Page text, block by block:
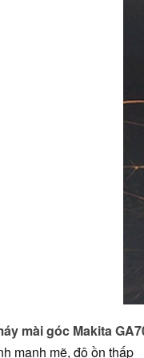
mài góc Makita
mạnh mẽ, độ ồn thấp